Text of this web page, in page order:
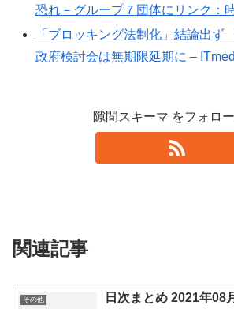
恐れ－グループ７団体にリンク：
「ブロッキング法制化」結論出ず
政府検討会は無期限延期に –
隙間スキーマ をフォロ
関連記事
その他 日次まとめ 2021年08